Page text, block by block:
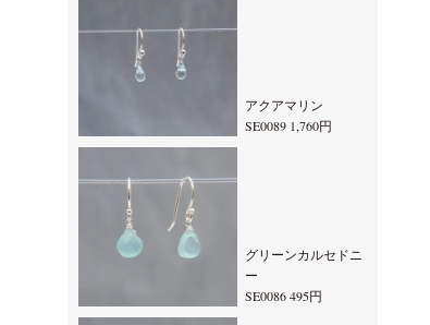
アクアマリン
SE0089 1,760円
グリーンカルセドニ
ー
SE0086 495円